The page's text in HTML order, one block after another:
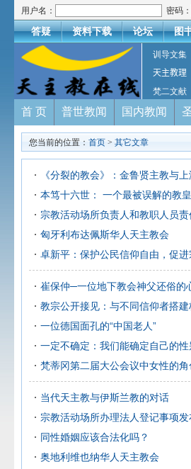
用户名： 密码：
答疑 资料下载 论坛 图
训导文集
天主教理
梵二文献
首 页 普世教闻 国内教闻
您当前的位置： 首页 > 其它文章
《分裂的教会》：金鲁贤主教与
本笃十六世： 一个最被误解的教
宗教活动场所负责人和教职人员
匈牙利布达佩斯华人天主教会
卓新平：保护公民信仰自由，促
崔保仲─一位地下教会神父还俗的
教宗公开接见：与不同信仰者搭
一位德国面孔的“中国老人”
一定不确定：我们能确定自己的性
梵蒂冈第二届大公会议中女性的
当代天主教与伊斯兰教的对话
宗教活动场所办理法人登记事项发
同性婚姻应该合法化吗？
奥地利维也纳华人天主教会